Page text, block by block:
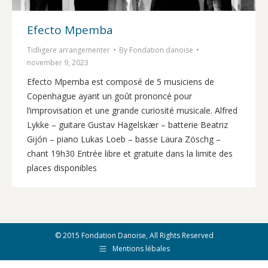
Efecto Mpemba
Tidligere arrangementer By Fondation danoise
november 9, 2023
Efecto Mpemba est composé de 5 musiciens de
Copenhague ayant un goût prononcé pour
l’improvisation et une grande curiosité musicale. Alfred
Lykke – guitare Gustav Hagelskær – batterie Beatriz
Gijón – piano Lukas Loeb – basse Laura Zöschg –
chant 19h30 Entrée libre et gratuite dans la limite des
places disponibles
© 2015 Fondation Danoise, All Rights Reserved
Mentions lébales